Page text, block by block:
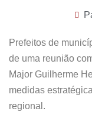
Prefeitos de
de uma reunião
Major Guilherme
medidas
regional.